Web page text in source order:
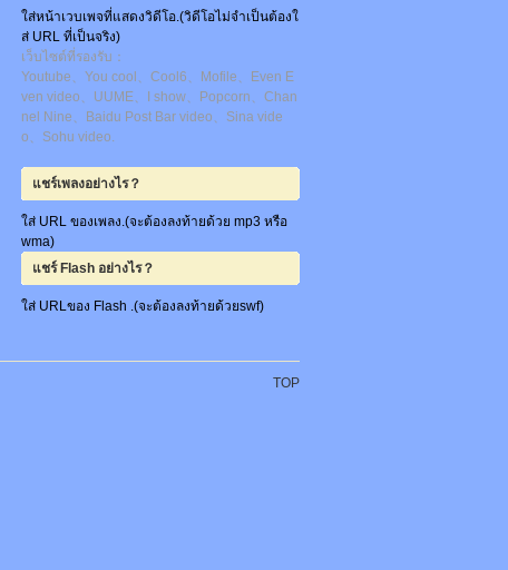
ใส่หน้าเวบเพจที่แสดงวิดีโอ.(วิดีโอไม่จำเป็นต้องใ
ส่ URL ที่เป็นจริง)
เว็บไซต์ที่รองรับ：
Youtube、You cool、Cool6、Mofile、Even E
ven video、UUME、I show、Popcorn、Chan
nel Nine、Baidu Post Bar video、Sina vide
o、Sohu video.
แชร์เพลงอย่างไร？
ใส่ URL ของเพลง.(จะต้องลงท้ายด้วย mp3 หรือ
wma)
แชร์ Flash อย่างไร？
ใส่ URLของ Flash .(จะต้องลงท้ายด้วยswf)
TOP